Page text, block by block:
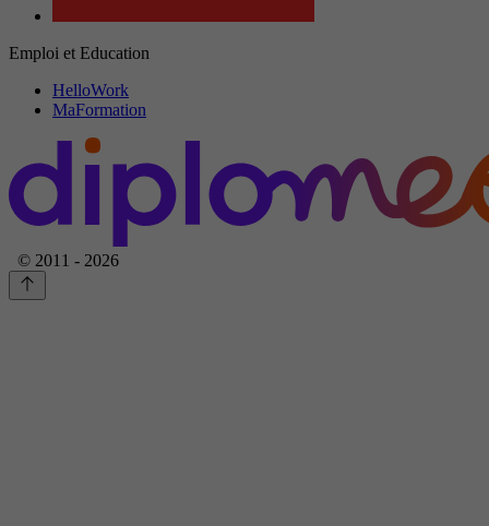
Emploi et Education
HelloWork
MaFormation
© 2011 - 2026